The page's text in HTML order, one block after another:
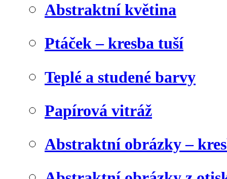
Abstraktní květina
Ptáček – kresba tuší
Teplé a studené barvy
Papírová vitráž
Abstraktní obrázky –